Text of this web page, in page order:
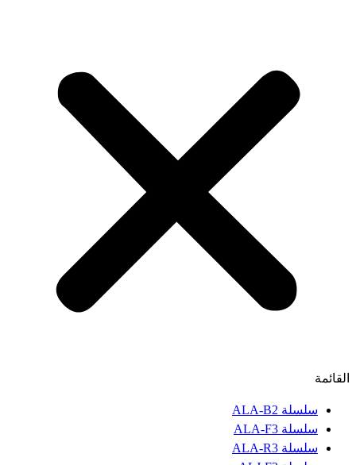
القائمة
سلسلة ALA-B2
سلسلة ALA-F3
سلسلة ALA-R3